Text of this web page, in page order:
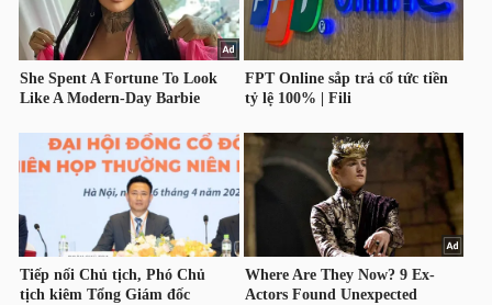
CÔNG
NGHIỆP
KHÔNG
THIẾT